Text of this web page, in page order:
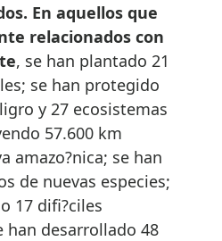
En aquellos que
relacionados con
, se han plantado 21
se han protegido
y 27 ecosistemas
57.600 km
amazo?nica; se han
de nuevas especies;
17 difi?ciles
han desarrollado 48